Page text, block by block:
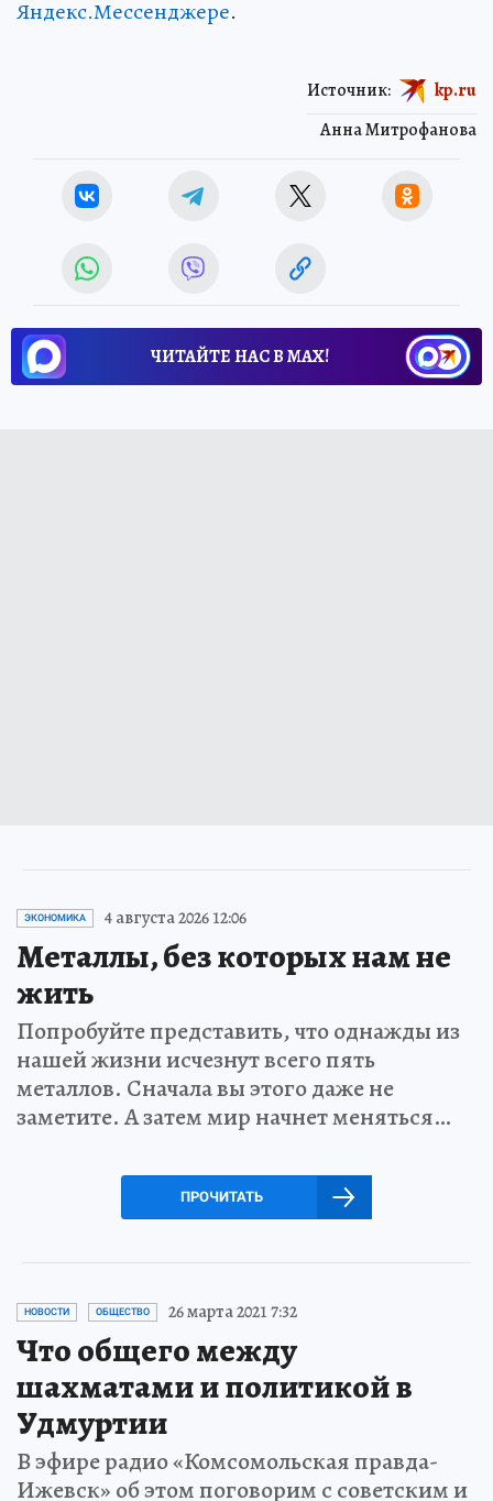
Яндекс.Мессенджере.
Анна Митрофанова
Источник: kp.ru
ЧИТАЙТЕ НАС В МАХ!
ЭКОНОМИКА 4 августа 2026 12:06
Металлы, без которых нам не
жить
Попробуйте представить, что однажды из
нашей жизни исчезнут всего пять
металлов. Сначала вы этого даже не
заметите. А затем мир начнет меняться…
ПРОЧИТАТЬ
НОВОСТИ ОБЩЕСТВО 26 марта 2021 7:32
Что общего между
шахматами и политикой в
Удмуртии
В эфире радио «Комсомольская правда-
Ижевск» об этом поговорим с советским и